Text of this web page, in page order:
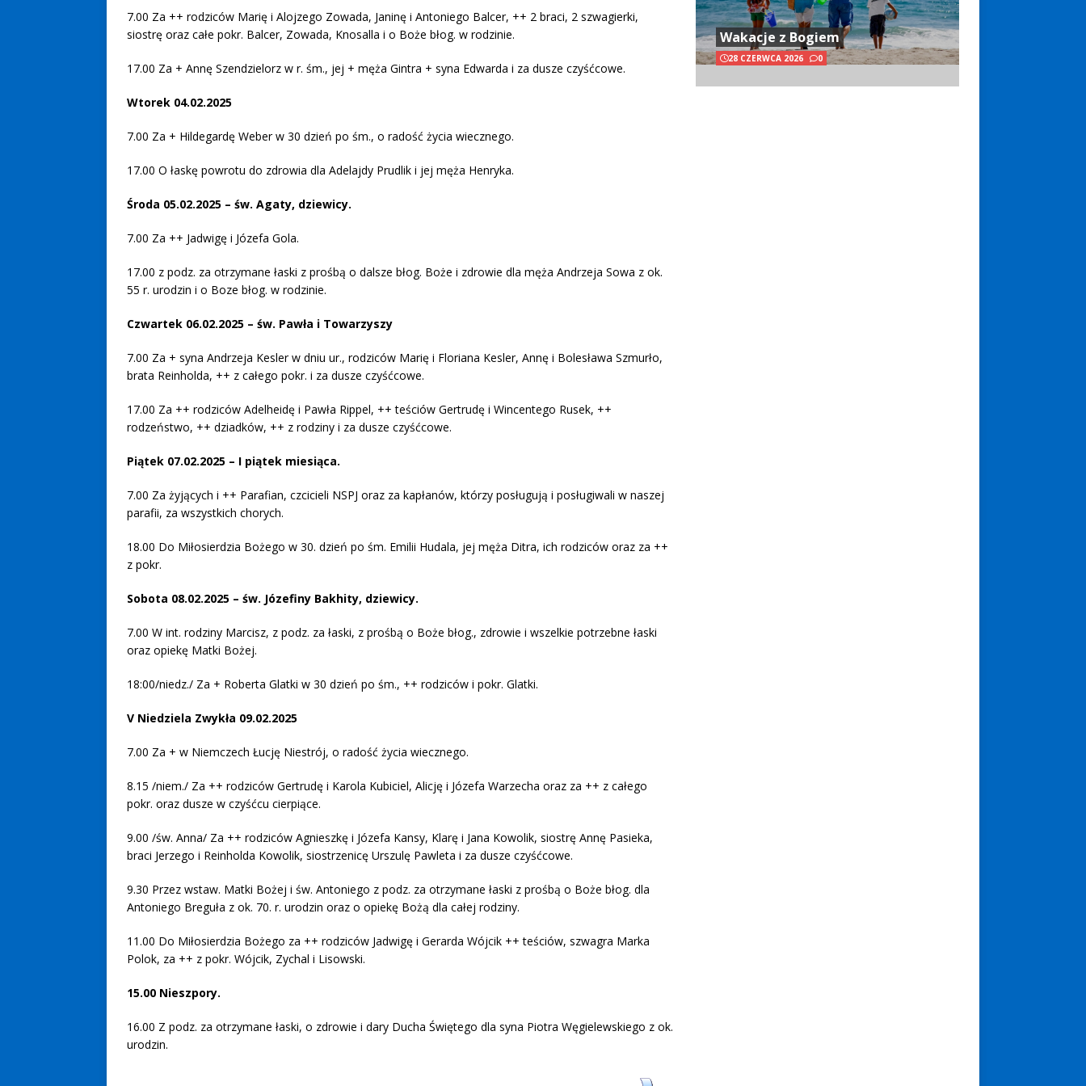
7.00 Za ++ rodziców Marię i Alojzego Zowada, Janinę i Antoniego Balcer, ++ 2 braci, 2 szwagierki,
siostrę oraz całe pokr. Balcer, Zowada, Knosalla i o Boże błog. w rodzinie.
17.00 Za + Annę Szendzielorz w r. śm., jej + męża Gintra + syna Edwarda i za dusze czyśćcowe.
Wtorek 04.02.2025
7.00 Za + Hildegardę Weber w 30 dzień po śm., o radość życia wiecznego.
17.00 O łaskę powrotu do zdrowia dla Adelajdy Prudlik i jej męża Henryka.
Środa 05.02.2025 – św. Agaty, dziewicy.
7.00 Za ++ Jadwigę i Józefa Gola.
17.00 z podz. za otrzymane łaski z prośbą o dalsze błog. Boże i zdrowie dla męża Andrzeja Sowa z ok.
55 r. urodzin i o Boze błog. w rodzinie.
Czwartek 06.02.2025 – św. Pawła i Towarzyszy
7.00 Za + syna Andrzeja Kesler w dniu ur., rodziców Marię i Floriana Kesler, Annę i Bolesława Szmurło,
brata Reinholda, ++ z całego pokr. i za dusze czyśćcowe.
17.00 Za ++ rodziców Adelheidę i Pawła Rippel, ++ teściów Gertrudę i Wincentego Rusek, ++
rodzeństwo, ++ dziadków, ++ z rodziny i za dusze czyśćcowe.
Piątek 07.02.2025 – I piątek miesiąca.
7.00 Za żyjących i ++ Parafian, czcicieli NSPJ oraz za kapłanów, którzy posługują i posługiwali w naszej
parafii, za wszystkich chorych.
18.00 Do Miłosierdzia Bożego w 30. dzień po śm. Emilii Hudala, jej męża Ditra, ich rodziców oraz za ++
z pokr.
Sobota 08.02.2025 – św. Józefiny Bakhity, dziewicy.
7.00 W int. rodziny Marcisz, z podz. za łaski, z prośbą o Boże błog., zdrowie i wszelkie potrzebne łaski
oraz opiekę Matki Bożej.
18:00/niedz./ Za + Roberta Glatki w 30 dzień po śm., ++ rodziców i pokr. Glatki.
V Niedziela Zwykła 09.02.2025
7.00 Za + w Niemczech Łucję Niestrój, o radość życia wiecznego.
8.15 /niem./ Za ++ rodziców Gertrudę i Karola Kubiciel, Alicję i Józefa Warzecha oraz za ++ z całego
pokr. oraz dusze w czyśćcu cierpiące.
9.00 /św. Anna/ Za ++ rodziców Agnieszkę i Józefa Kansy, Klarę i Jana Kowolik, siostrę Annę Pasieka,
braci Jerzego i Reinholda Kowolik, siostrzenicę Urszulę Pawleta i za dusze czyśćcowe.
9.30 Przez wstaw. Matki Bożej i św. Antoniego z podz. za otrzymane łaski z prośbą o Boże błog. dla
Antoniego Breguła z ok. 70. r. urodzin oraz o opiekę Bożą dla całej rodziny.
11.00 Do Miłosierdzia Bożego za ++ rodziców Jadwigę i Gerarda Wójcik ++ teściów, szwagra Marka
Polok, za ++ z pokr. Wójcik, Zychal i Lisowski.
15.00 Nieszpory.
16.00 Z podz. za otrzymane łaski, o zdrowie i dary Ducha Świętego dla syna Piotra Węgielewskiego z ok.
urodzin.
Wakacje z Bogiem
28 CZERWCA 2026 0